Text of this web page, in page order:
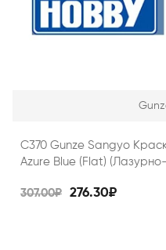
C370 Gunze Sangyo
Azure Blue (Flat)
307.00₽ 276.30₽